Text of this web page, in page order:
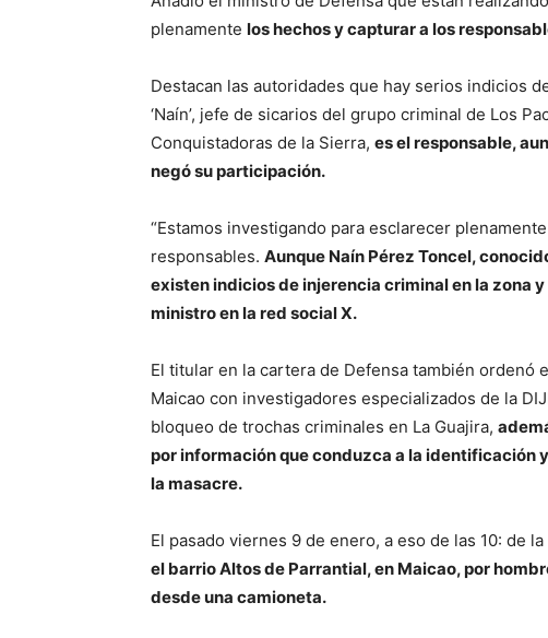
plenamente los hechos y capturar a los
Destacan las autoridades que hay serios indicios
‘Naín’, jefe de sicarios del grupo criminal de Los
Conquistadoras de la Sierra, es el responsable,
negó su participación.
“Estamos investigando para esclarecer
responsables. Aunque Naín Pérez Toncel,
existen indicios de injerencia criminal en la zona
ministro en la red social X.
El titular en la cartera de Defensa también
Maicao con investigadores especializados de la
bloqueo de trochas criminales en La Guajira,
por información que conduzca a la identificación
la masacre.
El pasado viernes 9 de enero, a eso de las 10: de
el barrio Altos de Parrantial, en Maicao, por
desde una camioneta.